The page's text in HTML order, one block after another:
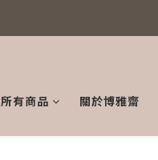
所有商品 關於博雅齋